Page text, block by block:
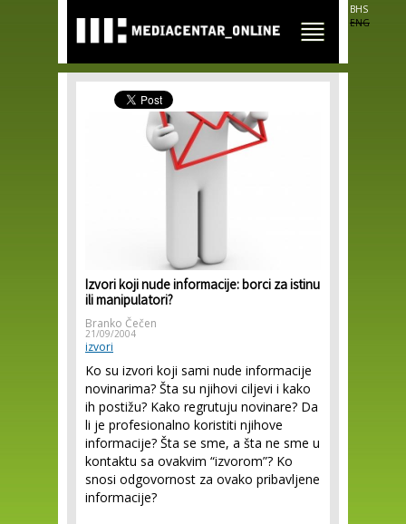
main
content
BHS
ENG
Izvori koji nude informacije: borci za istinu
ili manipulatori?
Branko Čečen
21/09/2004
izvori
Ko su izvori koji sami nude informacije
novinarima? Šta su njihovi ciljevi i kako
ih postižu? Kako regrutuju novinare? Da
li je profesionalno koristiti njihove
informacije? Šta se sme, a šta ne sme u
kontaktu sa ovakvim “izvorom”? Ko
snosi odgovornost za ovako pribavljene
informacije?